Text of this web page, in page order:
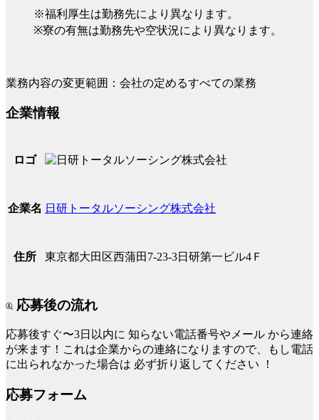
※福利厚生は勤務先により異なります。
※寮の有無は勤務先や空状況により異なります。
業務内容の変更範囲：会社の定めるすべての業務
企業情報
ロゴ
企業名 日研トータルソーシング株式会社
住所 東京都大田区西蒲田7-23-3日研第一ビル4Ｆ
応募後の流れ
応募後すぐ〜3日以内に 知らない電話番号やメール から連絡
が来ます！これは企業からの連絡になりますので、もし電話
に出られなかった場合は 必ず折り返してください ！
応募フォーム